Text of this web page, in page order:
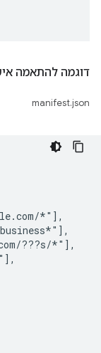
דוגמה להתאמה
manifest.json
*"],
???s/*"],